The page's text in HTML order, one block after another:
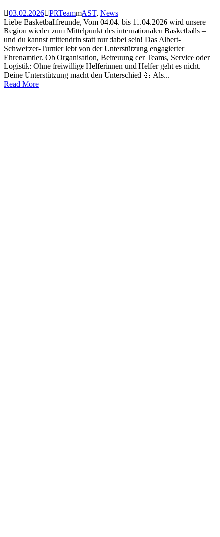
03.02.2026 PRTeam AST, News
Liebe Basketballfreunde, Vom 04.04. bis 11.04.2026 wird unsere
Region wieder zum Mittelpunkt des internationalen Basketballs –
und du kannst mittendrin statt nur dabei sein! Das Albert-
Schweitzer-Turnier lebt von der Unterstützung engagierter
Ehrenamtler. Ob Organisation, Betreuung der Teams, Service oder
Logistik: Ohne freiwillige Helferinnen und Helfer geht es nicht.
Deine Unterstützung macht den Unterschied 💪 Als...
Read More